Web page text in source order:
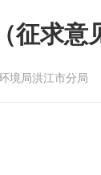
征求
境局洪江市分局